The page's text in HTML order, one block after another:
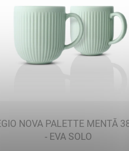
NOVA PALETTE MENTĂ
- EVA SOLO